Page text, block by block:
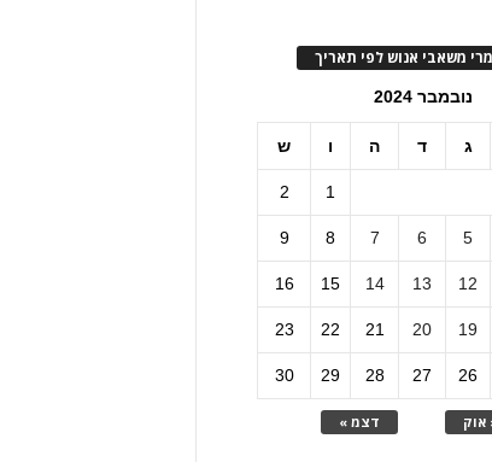
משאבי אנוש לפי תאריך
נובמבר 2024
ג ד ה ו ש
אוק דצמ »
1
2
5
6
7
8
9
12
13
14
15
16
19
20
21
22
23
26
27
28
29
30